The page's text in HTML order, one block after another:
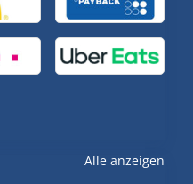
Alle anzeigen